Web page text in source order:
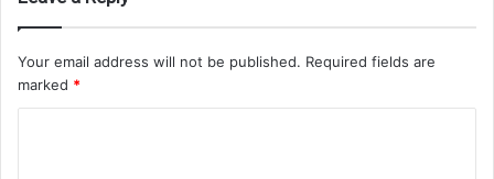
Your email address will not be published. Required fields are
marked *